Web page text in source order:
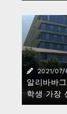
2021/07/
알리바바
학생 가장